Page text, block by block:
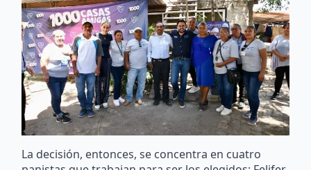
La decisión, entonces, se concentra en cuatro